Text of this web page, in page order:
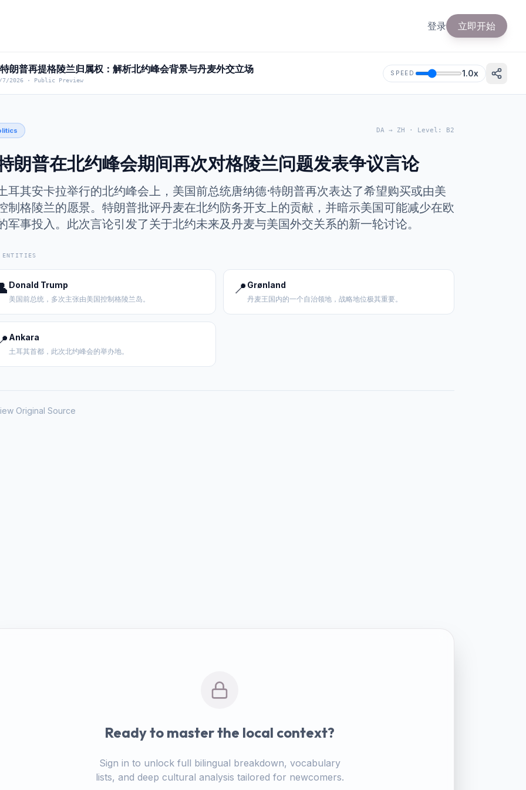
登录 立即开始
朗普再提格陵兰归属权：解析北约峰会背景与丹麦外交立场
7/2026 · Public Preview
SPEED 1.0x
DA → ZH · Level : B2
朗普在北约峰会期间再次对格陵兰问题发表争议言论
耳其安卡拉举行的北约峰会上，美国前总统唐纳德·特朗普再次表达了希望购买或由美
制格陵兰的愿景。特朗普批评丹麦在北约防务开支上的贡献，并暗示美国可能减少在欧
军事投入。此次言论引发了关于北约未来及丹麦与美国外交关系的新一轮讨论。
ENTITIES
Donald Trump
美国前总统，多次主张由美国控制格陵兰岛。
📍 Grønland
丹麦王国内的一个自治领地，战略地位极其重要。
Ankara
土耳其首都，此次北约峰会的举办地。
Original Source
Ready to master the local context?
Sign in to unlock full bilingual breakdown, vocabulary
lists, and deep cultural analysis tailored for newcomers.